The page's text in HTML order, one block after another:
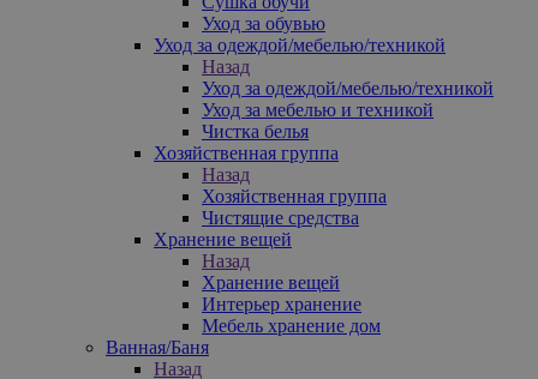
Уход за обувью
Уход за одеждой/мебелью/техникой
Назад
Уход за одеждой/мебелью/техникой
Уход за мебелью и техникой
Чистка белья
Хозяйственная группа
Назад
Хозяйственная группа
Чистящие средства
Хранение вещей
Назад
Хранение вещей
Интерьер хранение
Мебель хранение дом
Ванная/Баня
Назад